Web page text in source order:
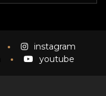
instagram
youtube